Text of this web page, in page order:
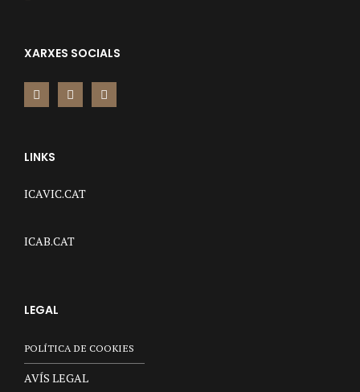
XARXES SOCIALS
LINKS
ICAVIC.CAT
ICAB.CAT
LEGAL
POLÍTICA DE COOKIES
AVÍS LEGAL